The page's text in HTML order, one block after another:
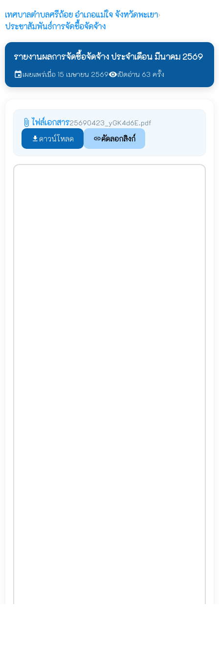
เทศบาลตำบลศรีถ้อย อำเภอแม่ใจ จังหวัดพะเยา›
ประชาสัมพันธ์การจัดชื้อจัดจ้าง
รายงานผลการจัดซื้อจัดจ้าง ประจำเดือน มีนาคม 2569
eventเผยแพร่เมื่อ 15 เมษายน 2569visibilityเปิดอ่าน 63 ครั้ง
attach_file ไฟล์เอกสาร25690423_yGK4d6E.pdf
file_download ดาวน์โหลด linkคัดลอกลิงก์